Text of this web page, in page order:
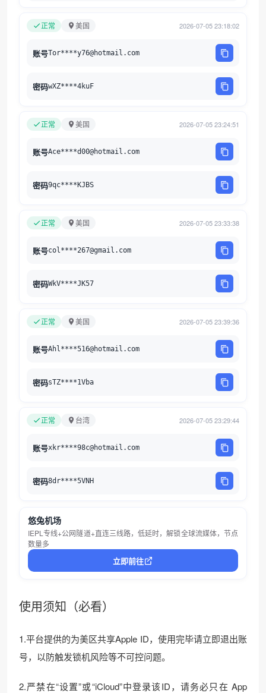
正常 美国 2026-07-05 23:18:02
账号Tor****y76@hotmail.com
密码wXZ****4kuF
正常 美国 2026-07-05 23:24:51
账号Ace****d00@hotmail.com
密码9qc****KJBS
正常 美国 2026-07-05 23:33:38
账号col****267@gmail.com
密码WkV****JK57
正常 美国 2026-07-05 23:39:36
账号Ahl****516@hotmail.com
密码sTZ****1Vba
正常 台湾 2026-07-05 23:29:44
账号xkr****98c@hotmail.com
密码8dr****5VNH
悠兔机场
IEPL专线+公网隧道+直连三线路，低延时，解锁全球流媒体，节点
数量多
立即前往
使用须知（必看）
1.平台提供的为美区共享Apple ID，使用完毕请立即退出账
号，以防触发锁机风险等不可控问题。
2.严禁在“设置”或“iCloud”中登录该ID，请务必只在 App